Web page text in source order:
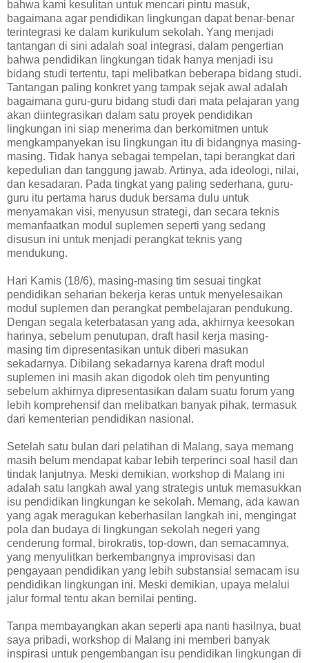
bahwa kami kesulitan untuk mencari pintu masuk,
bagaimana agar pendidikan lingkungan dapat benar-benar
terintegrasi ke dalam kurikulum sekolah. Yang menjadi
tantangan di sini adalah soal integrasi, dalam pengertian
bahwa pendidikan lingkungan tidak hanya menjadi isu
bidang studi tertentu, tapi melibatkan beberapa bidang studi.
Tantangan paling konkret yang tampak sejak awal adalah
bagaimana guru-guru bidang studi dari mata pelajaran yang
akan diintegrasikan dalam satu proyek pendidikan
lingkungan ini siap menerima dan berkomitmen untuk
mengkampanyekan isu lingkungan itu di bidangnya masing-
masing. Tidak hanya sebagai tempelan, tapi berangkat dari
kepedulian dan tanggung jawab. Artinya, ada ideologi, nilai,
dan kesadaran. Pada tingkat yang paling sederhana, guru-
guru itu pertama harus duduk bersama dulu untuk
menyamakan visi, menyusun strategi, dan secara teknis
memanfaatkan modul suplemen seperti yang sedang
disusun ini untuk menjadi perangkat teknis yang
mendukung.
Hari Kamis (18/6), masing-masing tim sesuai tingkat
pendidikan seharian bekerja keras untuk menyelesaikan
modul suplemen dan perangkat pembelajaran pendukung.
Dengan segala keterbatasan yang ada, akhirnya keesokan
harinya, sebelum penutupan, draft hasil kerja masing-
masing tim dipresentasikan untuk diberi masukan
sekadarnya. Dibilang sekadarnya karena draft modul
suplemen ini masih akan digodok oleh tim penyunting
sebelum akhirnya dipresentasikan dalam suatu forum yang
lebih komprehensif dan melibatkan banyak pihak, termasuk
dari kementerian pendidikan nasional.
Setelah satu bulan dari pelatihan di Malang, saya memang
masih belum mendapat kabar lebih terperinci soal hasil dan
tindak lanjutnya. Meski demikian, workshop di Malang ini
adalah satu langkah awal yang strategis untuk memasukkan
isu pendidikan lingkungan ke sekolah. Memang, ada kawan
yang agak meragukan keberhasilan langkah ini, mengingat
pola dan budaya di lingkungan sekolah negeri yang
cenderung formal, birokratis, top-down, dan semacamnya,
yang menyulitkan berkembangnya improvisasi dan
pengayaan pendidikan yang lebih substansial semacam isu
pendidikan lingkungan ini. Meski demikian, upaya melalui
jalur formal tentu akan bernilai penting.
Tanpa membayangkan akan seperti apa nanti hasilnya, buat
saya pribadi, workshop di Malang ini memberi banyak
inspirasi untuk pengembangan isu pendidikan lingkungan di